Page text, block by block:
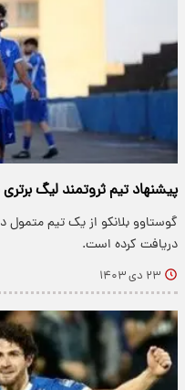
پیشنهاد تیم ثروتمند لیگ
گوستاوو بلانکو از یک تیم متمول
دریافت کرده است.
۲۳ دی ۱۴۰۳